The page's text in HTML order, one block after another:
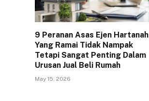
9 Peranan Asas Ejen Hartanah
Yang Ramai Tidak Nampak
Tetapi Sangat Penting Dalam
Urusan Jual Beli Rumah
May 15, 2026